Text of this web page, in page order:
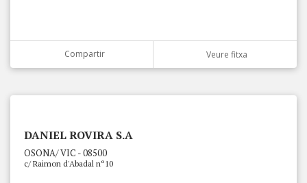
Compartir Veure fitxa
DANIEL ROVIRA S.A
OSONA/ VIC - 08500
c/ Raimon d'Abadal nº10